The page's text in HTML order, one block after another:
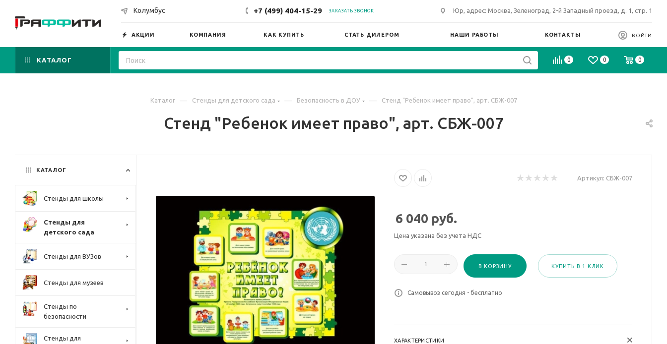
Колумбус +7 (499) 404-15-29 ЗАКАЗАТЬ ЗВОНОК Юр, адрес: Москва, Зеленоград, 2-й Западный проезд, д. 1, стр. 1
АКЦИИ КОМПАНИЯ КАК КУПИТЬ СТАТЬ ДИЛЕРОМ НАШИ РАБОТЫ КОНТАКТЫ ВОЙТИ
КАТАЛОГ 0 0 0
Каталог — Стенды для детского сада — Безопасность в ДОУ — Стенд "Ребенок имеет право", арт. СБЖ-007
Стенд "Ребенок имеет право", арт. СБЖ-007
Артикул: СБЖ-007
6 040 руб.
Цена указана без учета НДС
В КОРЗИНУ КУПИТЬ В 1 КЛИК
Самовывоз сегодня - бесплатно
ХАРАКТЕРИСТИКИ
КАТАЛОГ
Стенды для школы
Стенды для
детского сада
Стенды для ВУЗов
Стенды для музеев
Стенды по
безопасности
Стенды для